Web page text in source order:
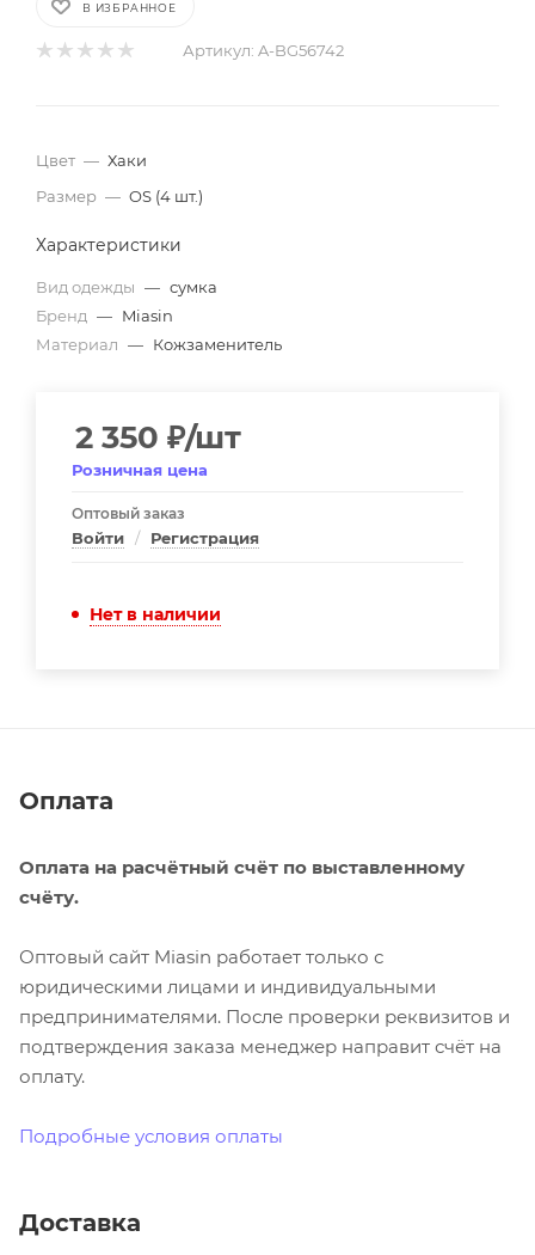
В ИЗБРАННОЕ
Артикул: A-BG56742
Цвет — Хаки
Размер — OS (4 шт.)
Характеристики
Вид одежды — сумка
Бренд — Miasin
Материал — Кожзаменитель
2 350 ₽/шт
Розничная цена
Оптовый заказ
Войти / Регистрация
Нет в наличии
Оплата
Оплата на расчётный счёт по выставленному
счёту.
Оптовый сайт Miasin работает только с
юридическими лицами и индивидуальными
предпринимателями. После проверки реквизитов и
подтверждения заказа менеджер направит счёт на
оплату.
Подробные условия оплаты
Доставка